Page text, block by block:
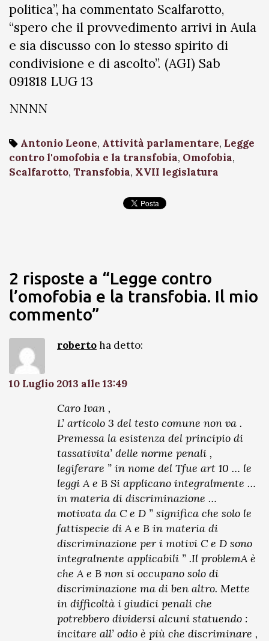
politica”, ha commentato Scalfarotto,
“spero che il provvedimento arrivi in Aula
e sia discusso con lo stesso spirito di
condivisione e di ascolto”. (AGI) Sab
091818 LUG 13
NNNN
Antonio Leone, Attività parlamentare, Legge
contro l'omofobia e la transfobia, Omofobia,
Scalfarotto, Transfobia, XVII legislatura
2 risposte a “Legge contro
l’omofobia e la transfobia. Il mio
commento”
robertoha detto:
10 Luglio 2013 alle 13:49
Caro Ivan ,
L’ articolo 3 del testo comune non va .
Premessa la esistenza del principio di
tassativita’ delle norme penali ,
legiferare ” in nome del Tfue art 10 … le
leggi A e B Si applicano integralmente …
in materia di discriminazione …
motivata da C e D ” significa che solo le
fattispecie di A e B in materia di
discriminazione per i motivi C e D sono
integralnente applicabili ” .Il problemA è
che A e B non si occupano solo di
discriminazione ma di ben altro. Mette
in difficoltà i giudici penali che
potrebbero dividersi alcuni statuendo :
incitare all’ odio è più che discriminare ,